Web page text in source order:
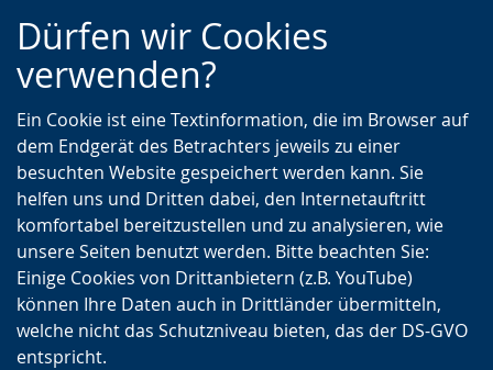
Zur
Hauptnavigation
Zur
Seitennavigation
Zum
Inhalt
Dürfen wir Cookies
verwenden?
Ein Cookie ist eine Textinformation, die im Browser auf
dem Endgerät des Betrachters jeweils zu einer
besuchten Website gespeichert werden kann. Sie
helfen uns und Dritten dabei, den Internetauftritt
komfortabel bereitzustellen und zu analysieren, wie
unsere Seiten benutzt werden. Bitte beachten Sie:
Einige Cookies von Drittanbietern (z.B. YouTube)
können Ihre Daten auch in Drittländer übermitteln,
welche nicht das Schutzniveau bieten, das der DS-GVO
entspricht.